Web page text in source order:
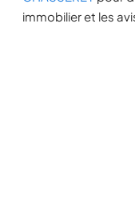
immobilier et les